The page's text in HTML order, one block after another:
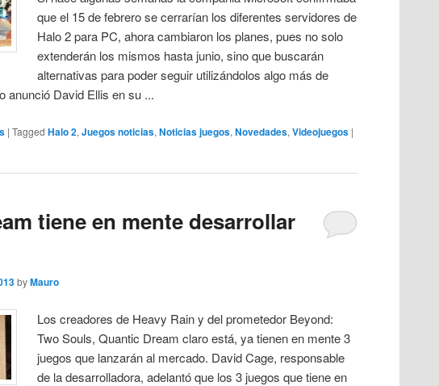
que el 15 de febrero se cerrarían los diferentes servidores de
Halo 2 para PC, ahora cambiaron los planes, pues no solo
extenderán los mismos hasta junio, sino que buscarán
alternativas para poder seguir utilizándolos algo más de
anunció David Ellis en su ...
|Tagged Halo 2,Juegos noticias,Noticias juegos,Novedades,Videojuegos |
tiene en mente desarrollar
byMauro
Los creadores de Heavy Rain y del prometedor Beyond:
Two Souls, Quantic Dream claro está, ya tienen en mente 3
juegos que lanzarán al mercado. David Cage, responsable
de la desarrolladora, adelantó que los 3 juegos que tiene en